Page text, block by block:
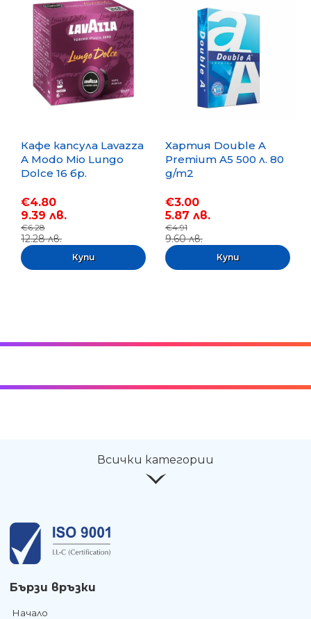
Кафе капсула Lavazza
A Modo Mio Lungo
Dolce 16 бр.
€4.80
9.39 лв.
€6.28
12.28 лв.
Хартия Double A
Premium A5 500 л. 80
g/m2
€3.00
5.87 лв.
€4.91
9.60 лв.
Всички категории
Бързи връзки
Начало